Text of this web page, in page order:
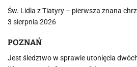
Św. Lidia z Tiatyry – pierwsza znana
3 sierpnia 2026
POZNAŃ
Jest śledztwo w sprawie utonięcia